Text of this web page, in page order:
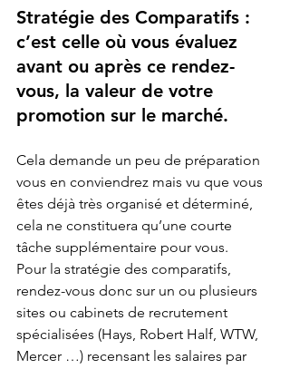
Stratégie des Comparatifs :
c’est celle où vous évaluez
avant ou après ce rendez-
vous, la valeur de votre
promotion sur le marché.
Cela demande un peu de préparation
vous en conviendrez mais vu que vous
êtes déjà très organisé et déterminé,
cela ne constituera qu’une courte
tâche supplémentaire pour vous.
Pour la stratégie des comparatifs,
rendez-vous donc sur un ou plusieurs
sites ou cabinets de recrutement
spécialisées (Hays, Robert Half, WTW,
Mercer …) recensant les salaires par